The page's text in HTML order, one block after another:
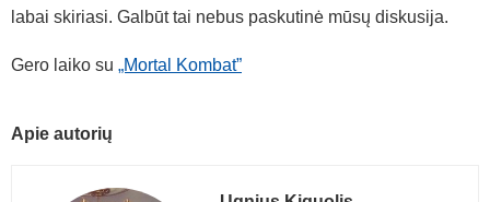
labai skiriasi. Galbūt tai nebus paskutinė mūsų diskusija.
Gero laiko su „Mortal Kombat”
Apie autorių